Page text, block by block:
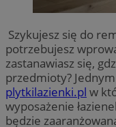
Szykujesz się do
potrzebujesz
zastanawiasz się,
przedmioty?
plytkilazienki.pl w
wyposażenie
będzie